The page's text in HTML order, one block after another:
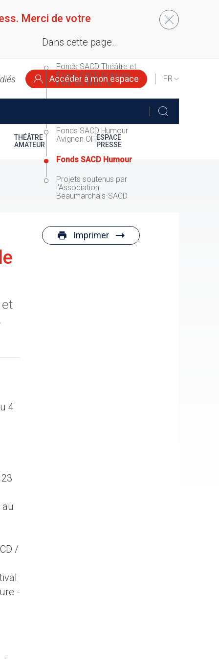
Merci de votre
Accéder à mon espace
SELECT
LANGUAGE
THÉÂTRE
AMATEUR
ESPACE
PRESSE
4
au
/
-
Dans cette page…
Fonds SACD Théâtre et
Fonds SACD Grandes
Formes Théâtre
Fonds SACD Humour
Avignon OFF
Fonds SACD Humour
Projets soutenus par
l'Association
Beaumarchais-SACD
Imprimer